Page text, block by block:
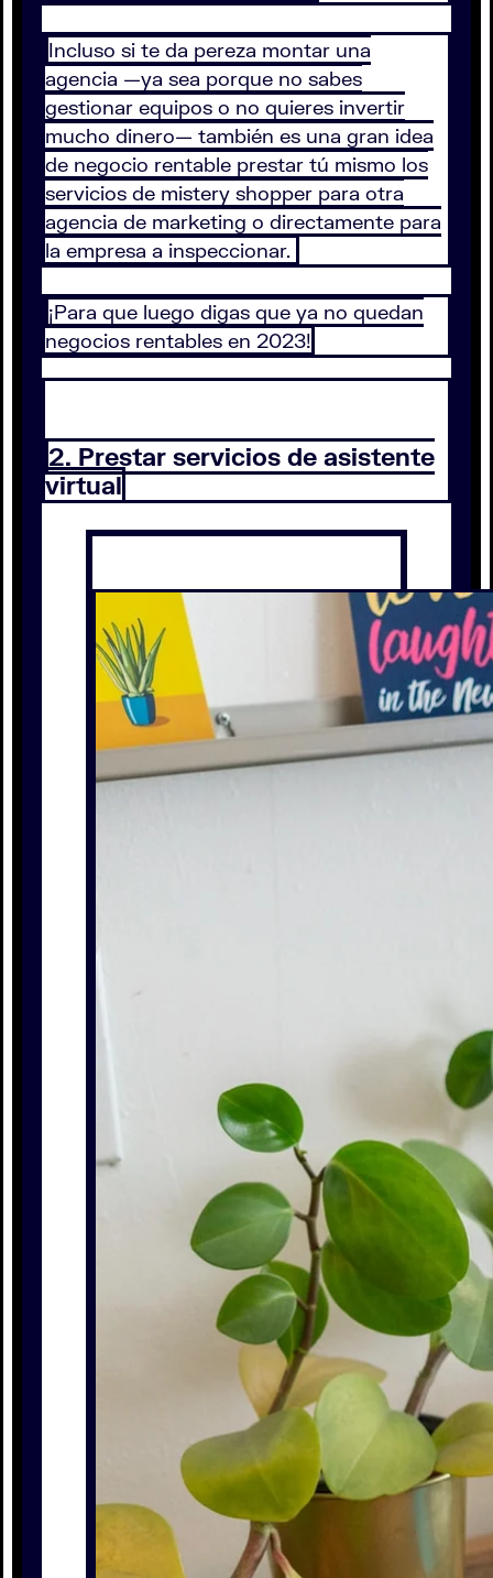
Incluso si te da pereza montar una
agencia —ya sea porque no sabes
gestionar equipos o no quieres invertir
mucho dinero— también es una gran idea
de negocio rentable prestar tú mismo los
servicios de mistery shopper para otra
agencia de marketing o directamente para
la empresa a inspeccionar.
¡Para que luego digas que ya no quedan
negocios rentables en 2023!
2. Prestar servicios de asistente
virtual